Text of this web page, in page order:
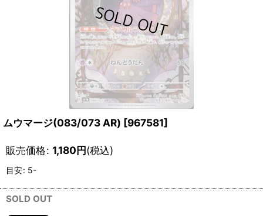
ムウマージ(083/073 AR) [967581]
販売価格: 1,180円(税込)
目安: 5-
SOLD OUT